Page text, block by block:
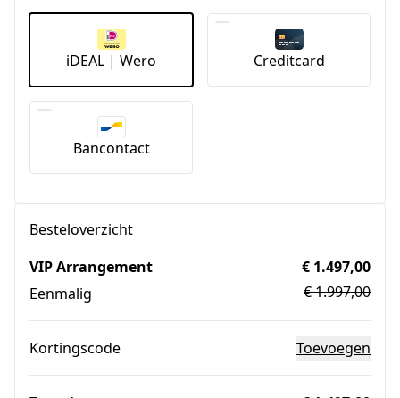
iDEAL | Wero Creditcard
Bancontact
Besteloverzicht
VIP Arrangement
Eenmalig
€ 1.497,00
€ 1.997,00
Kortingscode Toevoegen